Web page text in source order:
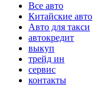
Все авто
Китайские авто
Авто для такси
автокредит
выкуп
трейд ин
сервис
контакты